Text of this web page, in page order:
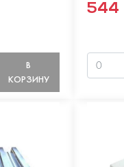
В
КОРЗИНУ